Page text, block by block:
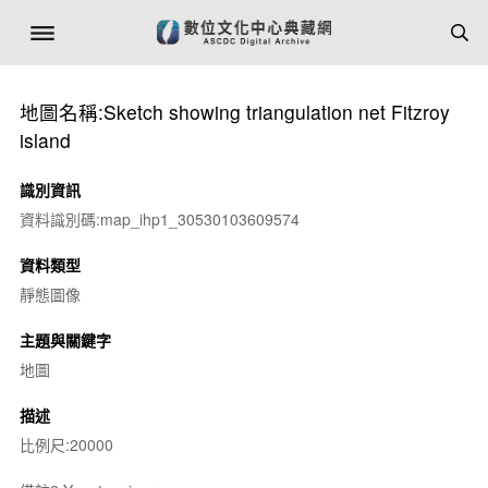
地圖名稱:Sketch showing triangulation net Fitzroy
island
識別資訊
資料識別碼:map_ihp1_30530103609574
資料類型
靜態圖像
主題與關鍵字
地圖
描述
比例尺:20000